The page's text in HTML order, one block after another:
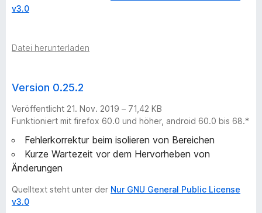
v3.0
Datei herunterladen
Version 0.25.2
Veröffentlicht 21. Nov. 2019 – 71,42 KB
Funktioniert mit firefox 60.0 und höher, android 60.0 bis 68.*
Fehlerkorrektur beim isolieren von Bereichen
Kurze Wartezeit vor dem Hervorheben von
Änderungen
Quelltext steht unter der Nur GNU General Public License
v3.0